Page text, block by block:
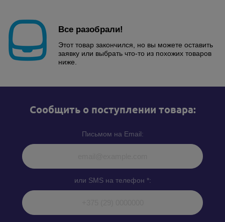
Все разобрали!
Этот товар закончился, но вы можете оставить
заявку или выбрать что-то из похожих товаров
ниже.
Cообщить о поступлении товара:
Письмом на Email:
или SMS на телефон *: